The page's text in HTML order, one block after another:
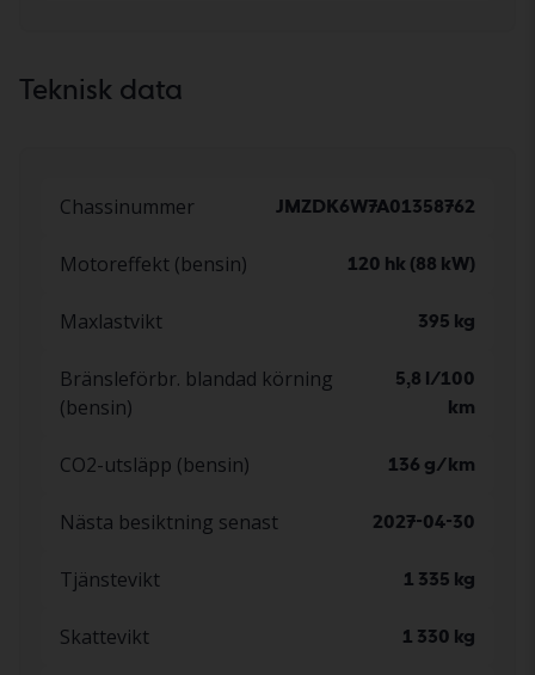
Teknisk data
Chassinummer JMZDK6W7A01358762
Motoreffekt (bensin) 120 hk (88 kW)
Maxlastvikt 395 kg
Bränsleförbr. blandad körning
(bensin)
5,8 l/100
km
CO2-utsläpp (bensin) 136 g/km
Nästa besiktning senast 2027-04-30
Tjänstevikt 1 335 kg
Skattevikt 1 330 kg